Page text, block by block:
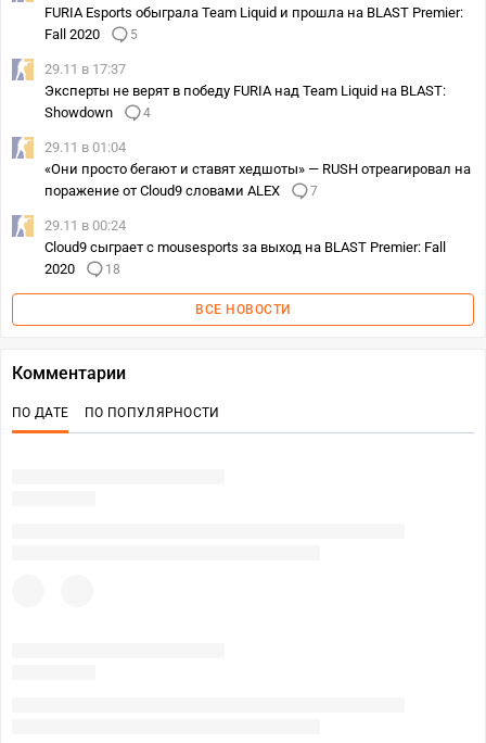
FURIA Esports обыграла Team Liquid и прошла на BLAST Premier:
Fall 2020
5
29.11 в 17:37
Эксперты не верят в победу FURIA над Team Liquid на BLAST:
Showdown
4
29.11 в 01:04
«Они просто бегают и ставят хедшоты» — RUSH отреагировал на
поражение от Cloud9 словами ALEX
7
29.11 в 00:24
Cloud9 сыграет с mousesports за выход на BLAST Premier: Fall
2020
18
ВСЕ НОВОСТИ
Комментарии
ПО ДАТЕ ПО ПОПУЛЯРНОСТИ